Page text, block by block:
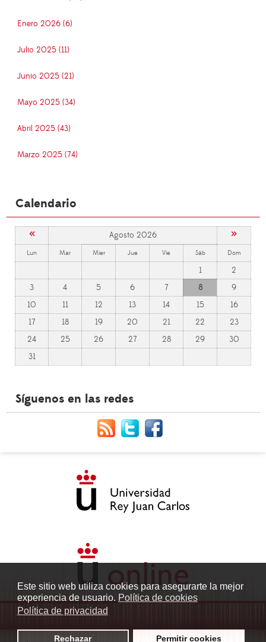
Este sitio web utiliza cookies para asegurarte la mejor
experiencia de usuario. Política de cookies
Política de privacidad
Rechazar Permitir cookies
Enero 2026 (6)
Julio 2025 (11)
Junio 2025 (21)
Mayo 2025 (34)
Abril 2025 (43)
Marzo 2025 (74)
Calendario
« Agosto 2026 »
Lun Mar Mier Jue Vie Sáb Dom
1
2
3
4 5 6 7 8
9
10
11 12 13 14 15
16
17
18 19 20 21 22
23
24
25 26 27 28 29
30
31
Síguenos en las redes